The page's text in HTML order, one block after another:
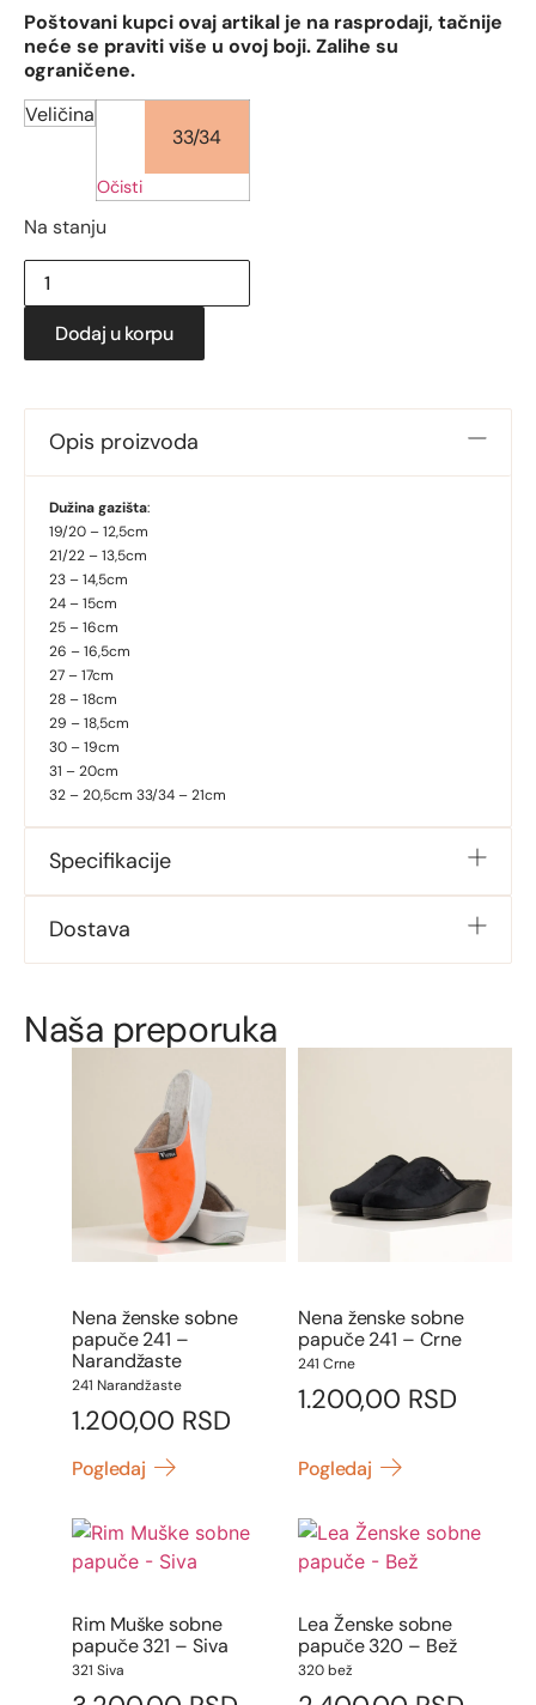
Poštovani kupci ovaj artikal je na rasprodaji, tačnije
neće se praviti više u ovoj boji. Zalihe su
ograničene.
Veličina
33/34
Očisti
Na stanju
Dodaj u korpu
Opis proizvoda
Dužina gazišta:
19/20 – 12,5cm
21/22 – 13,5cm
23 – 14,5cm
24 – 15cm
25 – 16cm
26 – 16,5cm
27 – 17cm
28 – 18cm
29 – 18,5cm
30 – 19cm
31 – 20cm
32 – 20,5cm 33/34 – 21cm
Specifikacije
Dostava
Naša preporuka
Nena ženske sobne
papuče 241 –
Narandžaste
241 Narandžaste
1.200,00 RSD
Pogledaj
Nena ženske sobne
papuče 241 – Crne
241 Crne
1.200,00 RSD
Pogledaj
Rim Muške sobne
papuče 321 – Siva
321 Siva
Lea Ženske sobne
papuče 320 – Bež
320 bež